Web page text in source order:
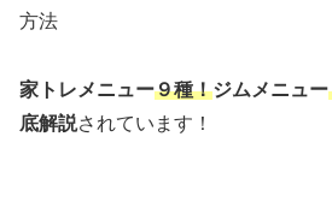
方法
家トレメニュー９種！ジムメニュー
底解説されています！